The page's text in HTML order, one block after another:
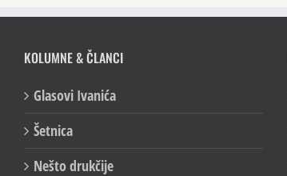
KOLUMNE & ČLANCI
Glasovi Ivanića
Šetnica
Nešto drukčije